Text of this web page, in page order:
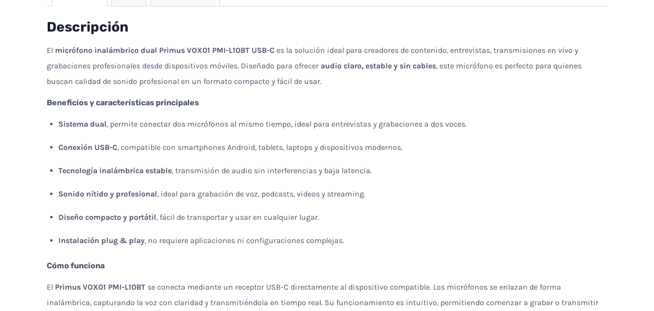
Descripción
El micrófono inalámbrico dual Primus VOX01 PMI-L10BT USB-C es la solución ideal para creadores de contenido, entrevistas, transmisiones en vivo y
grabaciones profesionales desde dispositivos móviles. Diseñado para ofrecer audio claro, estable y sin cables, este micrófono es perfecto para quienes
buscan calidad de sonido profesional en un formato compacto y fácil de usar.
Beneficios y características principales
Sistema dual, permite conectar dos micrófonos al mismo tiempo, ideal para entrevistas y grabaciones a dos voces.
Conexión USB-C, compatible con smartphones Android, tablets, laptops y dispositivos modernos.
Tecnología inalámbrica estable, transmisión de audio sin interferencias y baja latencia.
Sonido nítido y profesional, ideal para grabación de voz, podcasts, videos y streaming.
Diseño compacto y portátil, fácil de transportar y usar en cualquier lugar.
Instalación plug & play, no requiere aplicaciones ni configuraciones complejas.
Cómo funciona
El Primus VOX01 PMI-L10BT se conecta mediante un receptor USB-C directamente al dispositivo compatible. Los micrófonos se enlazan de forma
inalámbrica, capturando la voz con claridad y transmitiéndola en tiempo real. Su funcionamiento es intuitivo, permitiendo comenzar a grabar o transmitir